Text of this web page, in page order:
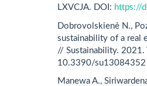
LXVCJA. DOI: https://
Dobrovolskienė N.,
sustainability of a real
// Sustainability. 2021.
10.3390/su13084352
Manewa A.,